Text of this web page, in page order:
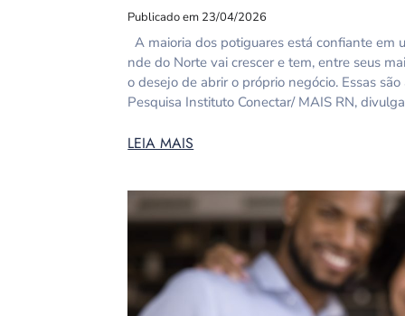
Publicado em 23/04/2026
A maioria dos potiguares está confiante em
nde do Norte vai crescer e tem, entre seus
o desejo de abrir o próprio negócio. Essas
Pesquisa Instituto Conectar/ MAIS RN,
LEIA MAIS